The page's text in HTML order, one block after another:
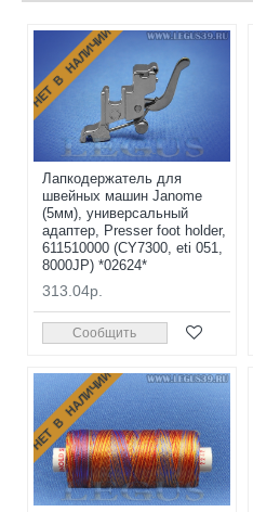
НЕТ В НАЛИЧИИ
Лапкодержатель для
швейных машин Janome
(5мм), универсальный
адаптер, Presser foot holder,
611510000 (CY7300, eti 051,
8000JP) *02624*
313.04р.
Сообщить
НЕТ В НАЛИЧИИ